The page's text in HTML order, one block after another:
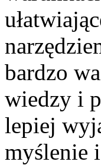
bardzo
wiedzy i
lepiej
myślenie